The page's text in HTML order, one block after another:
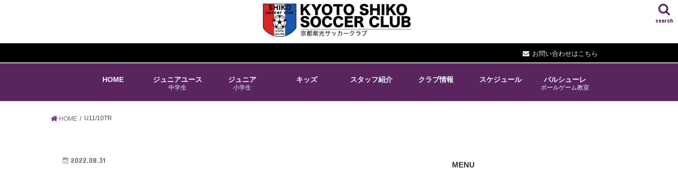
お問い合わせはこちら
search
HOME ジュニアユース
中学生
ジュニア
小学生
キッズ スタッフ紹介 クラブ情報 スケジュール バルシューレ
ボールゲーム教室
HOME U11/10TR
2022.08.31
MENU